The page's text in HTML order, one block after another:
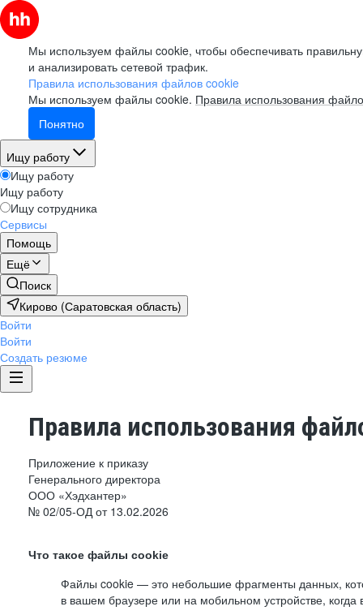
Мы используем файлы cookie, чтобы обеспечивать
и анализировать сетевой трафик.
Правила использования файлов cookie
Мы используем файлы cookie. Правила использования
Понятно
Ищу работу
Ищу работу
Ищу работу
Ищу сотрудника
Сервисы
Помощь
Ещё
Поиск
Кирово (Саратовская область)
Войти
Войти
Создать резюме
Правила использования
Приложение к приказу
Генерального директора
ООО «Хэдхантер»
№ 02/05-ОД от 13.02.2026
Что такое файлы cookie
Файлы cookie — это небольшие фрагменты данных,
в вашем браузере или на мобильном устройстве,